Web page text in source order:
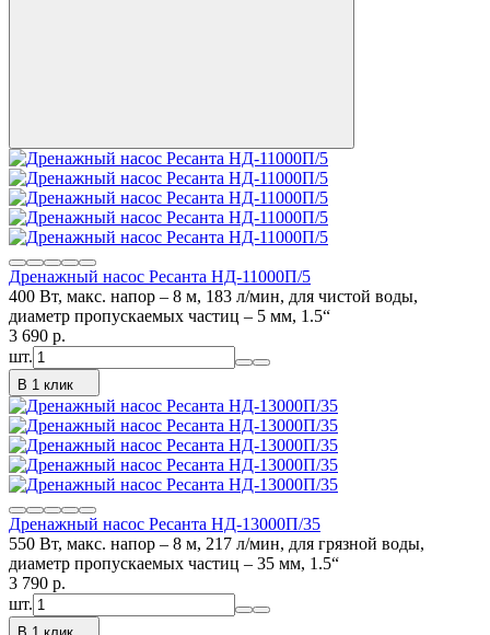
Дренажный насос Ресанта НД-11000П/5
400 Вт, макс. напор – 8 м, 183 л/мин, для чистой воды,
диаметр пропускаемых частиц – 5 мм, 1.5“
3 690 p.
шт.
В 1 клик
Дренажный насос Ресанта НД-13000П/35
550 Вт, макс. напор – 8 м, 217 л/мин, для грязной воды,
диаметр пропускаемых частиц – 35 мм, 1.5“
3 790 p.
шт.